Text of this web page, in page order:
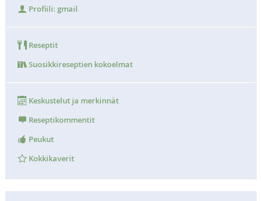
Profiili: gmail
Reseptit
Suosikkireseptien kokoelmat
Keskustelut ja merkinnät
Reseptikommentit
Peukut
Kokkikaverit